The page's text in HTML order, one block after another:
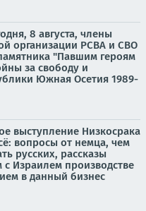
8 августа, члены
организации РСВА и СВО
"Павшим героям
за свободу и
Южная Осетия 1989-
выступление Низкосрака
вопросы от немца, чем
русских, рассказы
с Израилем производстве
в данный бизнес